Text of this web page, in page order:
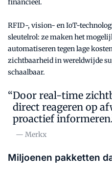
financieel.
RFID-, vision- en IoT-
sleutelrol: ze maken het
automatiseren tegen lage
zichtbaarheid in wereldwijde
schaalbaar.
Door real-time
direct reageren op
proactief
— Merkx
Miljoenen pakketten